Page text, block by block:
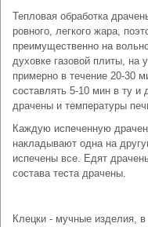
Тепловая обработка
ровного, легкого жара,
преимущественно на
духовке газовой плиты,
примерно в течение 20-30
составлять 5-10 мин в ту и
драчены и температуры
Каждую испеченную
накладывают одна на
испечены все. Едят
состава теста драчены.
Клецки - мучные изделия,